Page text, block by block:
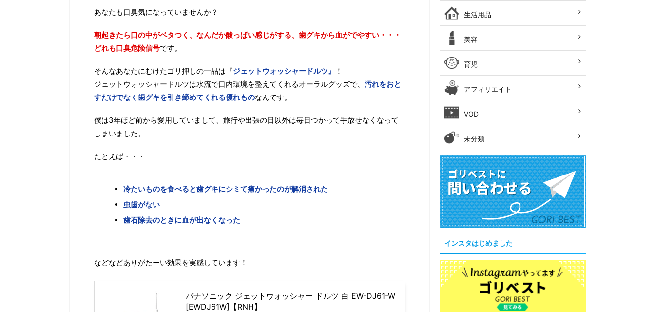
あなたも口臭気になっていませんか？
朝起きたら口の中がベタつく、なんだか酸っぱい感じがする、歯グキから血がでやすい・・・
どれも口臭危険信号です。
そんなあなたにむけたゴリ押しの一品は『ジェットウォッシャードルツ』
！
ジェットウォッシャードルツは水流で口内環境を整えてくれるオーラルグッズで、 汚れをおと
すだけでなく歯グキを引き締めてくれる優れものなんです。
僕は3年ほど前から愛用していまして、旅行や出張の日以外は毎日つかって手放せなくなって
しまいました。
たとえば・・・
冷たいものを食べると歯グキにシミて痛かったのが解消された
虫歯がない
歯石除去のときに血が出なくなった
などなどありがたーい効果を実感しています！
パナソニック ジェットウォッシャー ドルツ 白 EW-DJ61-W
[EWDJ61W]【RNH】
生活用品
美容
育児
アフィリエイト
VOD
未分類
インスタはじめました